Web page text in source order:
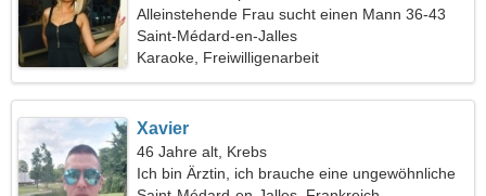
Alleinstehende Frau sucht einen Mann 36-43
Saint-Médard-en-Jalles
Karaoke, Freiwilligenarbeit
Xavier
46 Jahre alt, Krebs
Ich bin Ärztin, ich brauche eine ungewöhnliche